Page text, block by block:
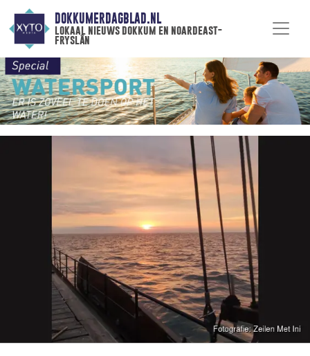
DOKKUMERDAGBLAD.NL
lokaal nieuws dokkum en noardeast-
fryslân